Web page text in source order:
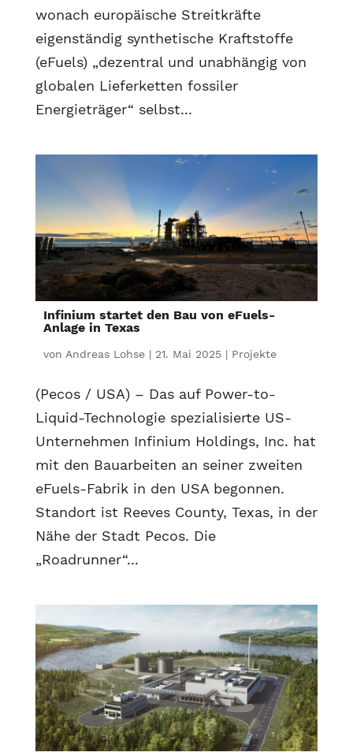
wonach europäische Streitkräfte
eigenständig synthetische Kraftstoffe
(eFuels) „dezentral und unabhängig von
globalen Lieferketten fossiler
Energieträger“ selbst...
Infinium startet den Bau von eFuels-
Anlage in Texas
von Andreas Lohse| 21. Mai 2025| Projekte
(Pecos / USA) – Das auf Power-to-
Liquid-Technologie spezialisierte US-
Unternehmen Infinium Holdings, Inc. hat
mit den Bauarbeiten an seiner zweiten
eFuels-Fabrik in den USA begonnen.
Standort ist Reeves County, Texas, in der
Nähe der Stadt Pecos. Die
„Roadrunner“...